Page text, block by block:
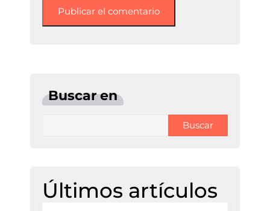
Buscar en
Buscar
Últimos artículos